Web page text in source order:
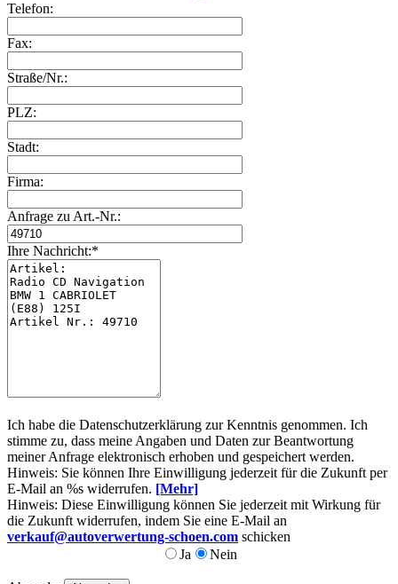
Telefon:
Fax:
Straße/Nr.:
PLZ:
Stadt:
Firma:
Anfrage zu Art.-Nr.:
Ihre Nachricht:*
Ich habe die Datenschutzerklärung zur Kenntnis genommen. Ich
stimme zu, dass meine Angaben und Daten zur Beantwortung
meiner Anfrage elektronisch erhoben und gespeichert werden.
Hinweis: Sie können Ihre Einwilligung jederzeit für die Zukunft per
E-Mail an %s widerrufen. [Mehr]
Hinweis: Diese Einwilligung können Sie jederzeit mit Wirkung für
die Zukunft widerrufen, indem Sie eine E-Mail an
verkauf@autoverwertung-schoen.com schicken
Ja
Nein